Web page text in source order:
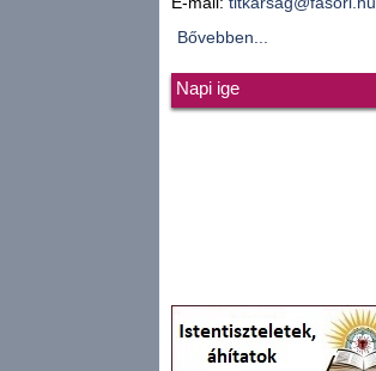
Bővebben...
Napi ige